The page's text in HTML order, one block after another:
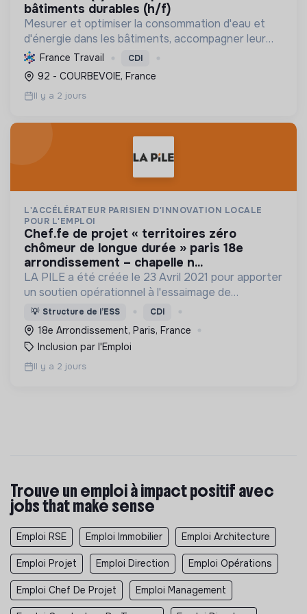
bâtiments durables (h/f)
Mesurer et optimiser la consommation d'eau et
d'énergie dans les bâtiments, accompagner leur
décarbonation et la conformité réglementaire
pour une transition énergétique durable.
France Travail CDI
92 - COURBEVOIE, France
Il y a 2 jours
L'ACCÉLÉRATEUR PARISIEN D'INNOVATION LOCALE
POUR L'EMPLOI
chef.fe de projet « territoires zéro
chômeur de longue durée » paris 18e
arrondissement – chapelle n...
LA PILE a été créée le 23 Avril 2021 pour apporter
un soutien opérationnel à l'essaimage de
l’expérimentation "Territoires Zéro Chômeur de
Longue Durée" à Paris
💡 Structure de l’ESS CDI
18e Arrondissement, Paris, France
Inclusion par l'Emploi
Il y a 2 jours
Trouve un emploi à impact positif avec
jobs that make sense
Emploi RSE Emploi Immobilier Emploi Architecture
Emploi Projet Emploi Direction Emploi Opérations
Emploi Chef De Projet Emploi Management